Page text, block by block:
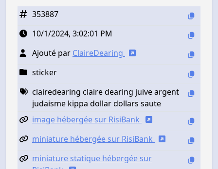
353887
10/1/2024, 3:02:01 PM
Ajouté par ClaireDearing
sticker
clairedearing claire dearing juive argent
judaisme kippa dollar dollars saute
image hébergée sur RisiBank
miniature hébergée sur RisiBank
miniature statique hébergée sur